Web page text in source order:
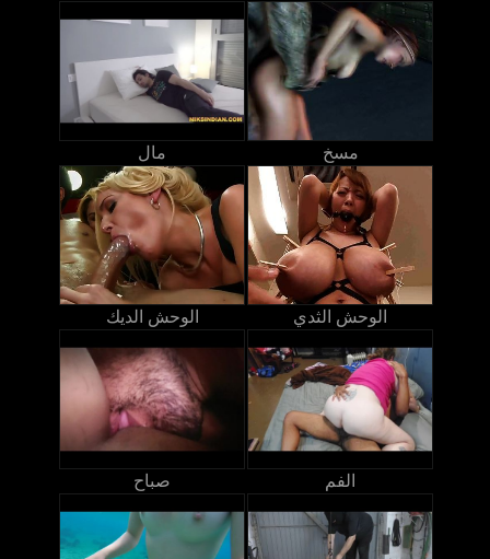
مال مسخ
الوحش الديك الوحش الثدي
صباح الفم